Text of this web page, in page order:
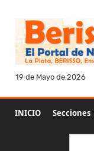
19 de Mayo de 2026
INICIO Secciones